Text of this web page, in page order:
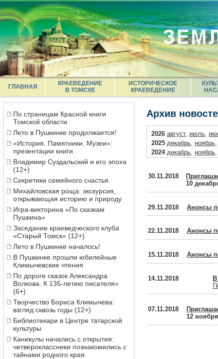
ГЛАВНАЯ
КРАЕВЕДЕНИЕ
В ТОМСКЕ
ИСТОРИЧЕСКОЕ
КРАЕВЕДЕНИЕ
По страницам Красной книги
Томской области
Лето в Пушкинке продолжается!
«История. Памятники. Музеи»:
презентации книги
Владимир Суздальский и его эпоха
(12+)
Секретики семейного счастья
Михайловская роща: экскурсия,
открывающая историю и природу
Игра-викторина «По сказкам
Пушкина»
Заседание краеведческого клуба
«Старый Томск» (12+)
Лето в Пушкинке началось!
В Пушкинке прошли юбилейные
Климычевские чтения
По дороге сказок Александра
Волкова. К 135-летию писателя»
(6+)
Творчество Бориса Климычева:
взгляд сквозь годы (12+)
Библиотекари в Центре татарской
культуры
Каникулы начались с открытия:
четвероклассники познакомились с
тайнами родного края
Архив
2026 август, июль,
2025 декабрь, ноябрь
2024 декабрь, ноябрь
2021 декабрь,октябрь
ноябрь
2018 декабрь,ноябрь
2017 декабрь,ноябрь
2016
декабрь
декабрь,ноябрь
2013 декабрь,ноябрь
2012 декабрь,ноябрь
2010 декабрь ноябрь
30.11.2018
10
29.11.2018 Анонсы
22.11.2018 Анонсы
15.11.2018 Анонсы
14.11.2018
В
07.11.2018
12